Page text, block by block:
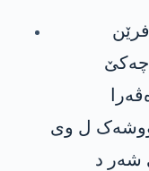
بالافرێن
چەکێ
بالا کریه‌ و هەروەها 8 مووشەک ل وی
شەر د